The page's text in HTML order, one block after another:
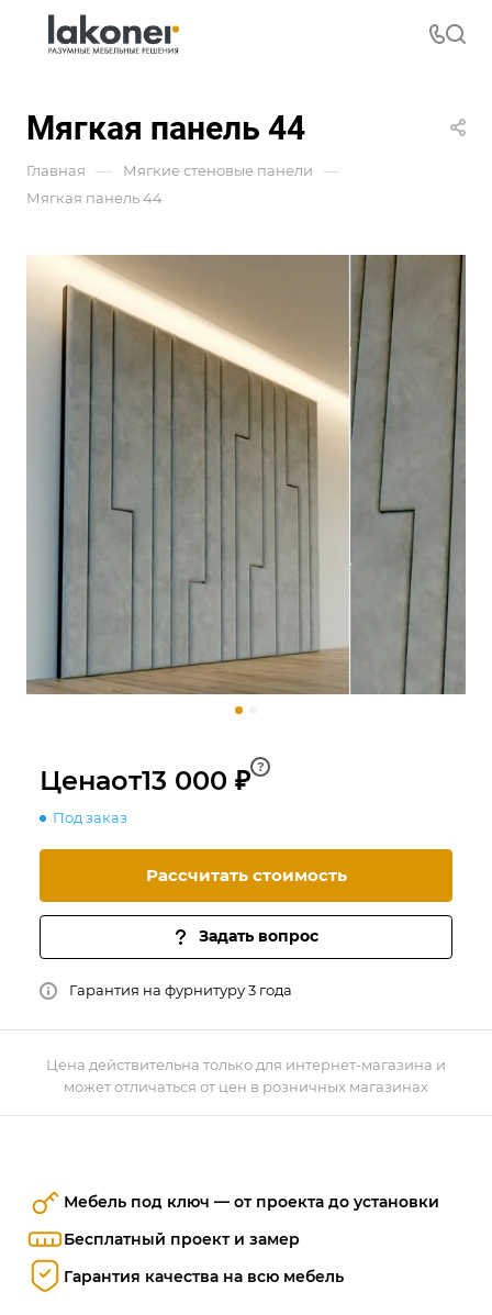
Мягкая панель 44
Главная — Мягкие стеновые панели —
Мягкая панель 44
Мебель под ключ — от проекта до установки
Бесплатный проект и замер
Гарантия качества на всю мебель
Цена действительна только для интернет-магазина и
может отличаться от цен в розничных магазинах
Ценаот13 000 ₽ ?
Под заказ
Рассчитать стоимость
Задать вопрос
Гарантия на фурнитуру 3 года